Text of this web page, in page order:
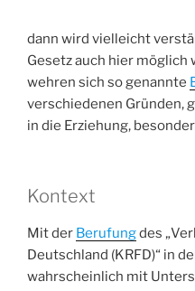
dann wird vielleicht
Gesetz auch hier möglich
wehren sich so genannte
verschiedenen Gründen,
in die Erziehung,
Kontext
Mit der Berufungdes
Deutschland (KRFD)“ in
wahrscheinlich mit